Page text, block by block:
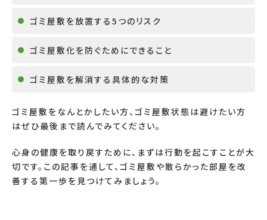
ゴミ屋敷を放置する5つのリスク
ゴミ屋敷化を防ぐためにできること
ゴミ屋敷を解消する具体的な対策
ゴミ屋敷をなんとかしたい方、ゴミ屋敷状態は避けたい方
はぜひ最後まで読んでみてください。
心身の健康を取り戻すために、まずは行動を起こすことが大
切です。この記事を通して、ゴミ屋敷や散らかった部屋を改
善する第一歩を見つけてみましょう。